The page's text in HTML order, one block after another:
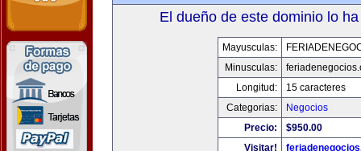
El dueño de este dominio lo
Mayusculas:
Minusculas:
Longitud:
15 caracteres
Categorias:
Negocios
Precio:
$950.00
Visitar!